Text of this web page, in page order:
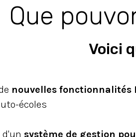
Que
Voici
nouvelles fonctionnalités
écoles
d'un système de gestion